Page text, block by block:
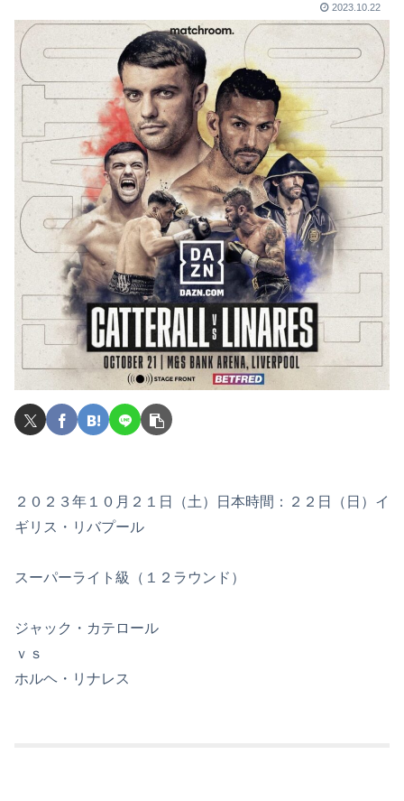
2023.10.22
２０２３年１０月２１日（土）日本時間：２２日（日）イ
ギリス・リバプール
スーパーライト級（１２ラウンド）
ジャック・カテロール
ｖｓ
ホルヘ・リナレス